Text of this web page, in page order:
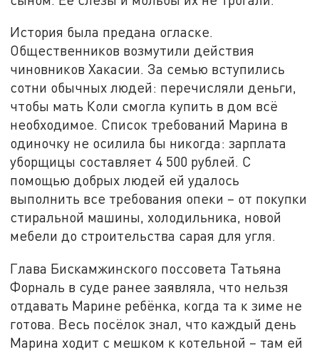
История была предана огласке.
Общественников возмутили действия
чиновников Хакасии. За семью вступились
сотни обычных людей: перечисляли деньги,
чтобы мать Коли смогла купить в дом всё
необходимое. Список требований Марина в
одиночку не осилила бы никогда: зарплата
уборщицы составляет 4 500 рублей. С
помощью добрых людей ей удалось
выполнить все требования опеки – от покупки
стиральной машины, холодильника, новой
мебели до строительства сарая для угля.
Глава Бискамжинского поссовета Татьяна
Форналь в суде ранее заявляла, что нельзя
отдавать Марине ребёнка, когда та к зиме не
готова. Весь посёлок знал, что каждый день
Марина ходит с мешком к котельной – там ей